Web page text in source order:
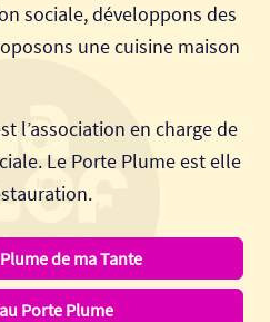
sociale, développons des
une cuisine maison
l’association en charge de
Le Porte Plume est elle
de ma Tante
Porte Plume